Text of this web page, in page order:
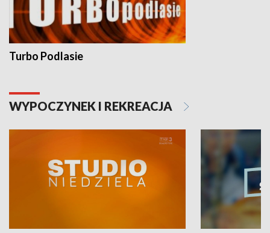
Turbo Podlasie
WYPOCZYNEK I REKREACJA